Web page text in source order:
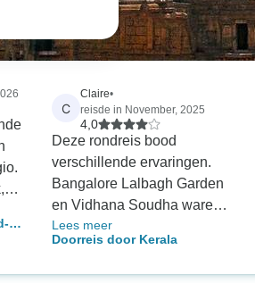
C
Claire•
reisde in November, 2025
4,0
Deze rondreis bood
verschillende ervaringen.
Bangalore Lalbagh Garden
en Vidhana Soudha waren
leuk. Mysore Palace en
Brindavan Gardens waren
Lees meer
Doorreis door Kerala